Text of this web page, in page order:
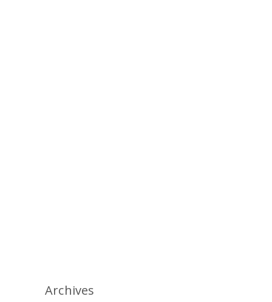
Archives